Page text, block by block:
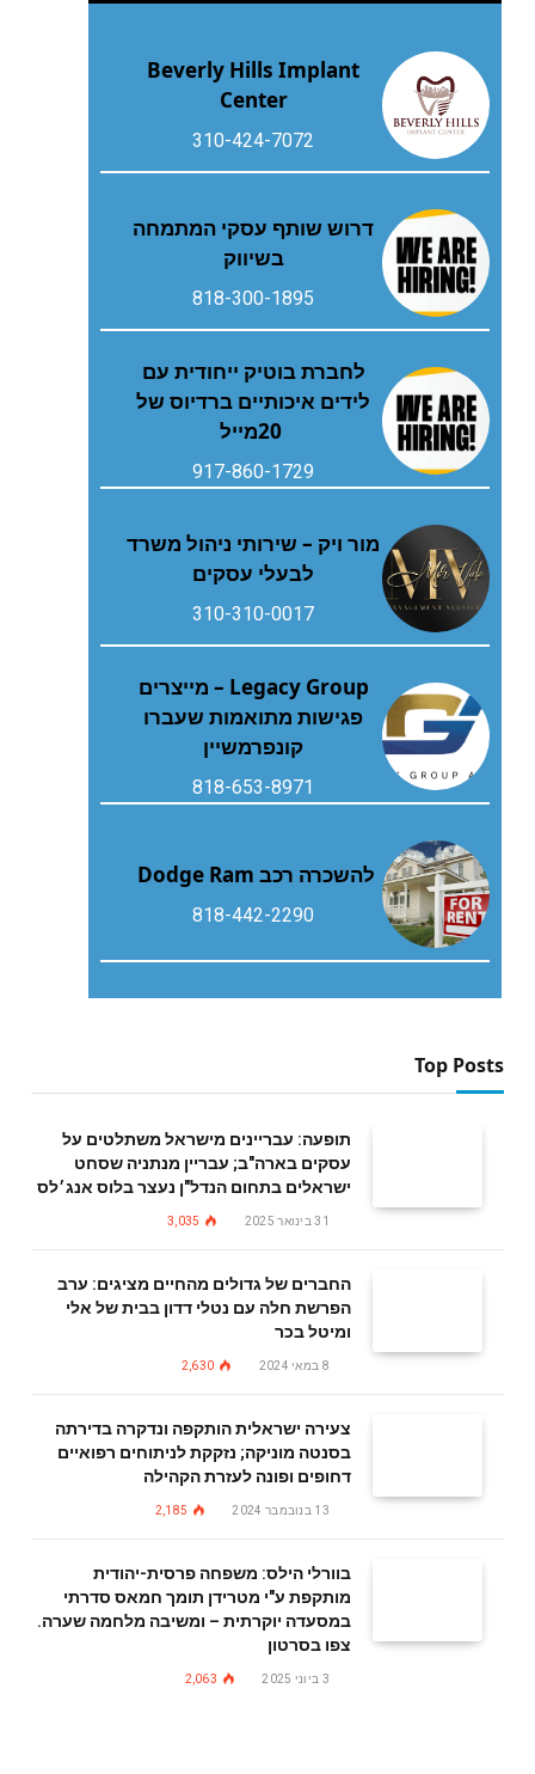
Beverly Hills Implant
Center
310-424-7072
דרוש שותף עסקי המתמחה
בשיווק
818-300-1895
‬20‭ ‬מייל
917-860-1729
מור ויק – שירותי ניהול משרד
לבעלי עסקים
310-310-0017
Legacy Group – מייצרים
פגישות מתואמות שעברו
קונפרמשיין
818-653-8971
להשכרה רכב Dodge Ram
818-442-2290
Top Posts
תופעה: עבריינים מישראל משתלטים על
עסקים בארה"ב; עבריין מנתניה שסחט
ישראלים בתחום הנדל"ן נעצר בלוס אנג׳לס
31 בינואר 2025 3,035
החברים של גדולים מהחיים מציגים: ערב
הפרשת חלה עם נטלי דדון בבית של אלי
ומיטל בכר
8 במאי 2024 2,630
צעירה ישראלית הותקפה ונדקרה בדירתה
בסנטה מוניקה; נזקקת לניתוחים רפואיים
דחופים ופונה לעזרת הקהילה
13 בנובמבר 2024 2,185
בוורלי הילס: משפחה פרסית-יהודית
מותקפת ע"י מטרידן תומך חמאס סדרתי
במסעדה יוקרתית – ומשיבה מלחמה שערה.
צפו בסרטון
3 ביוני 2025 2,063